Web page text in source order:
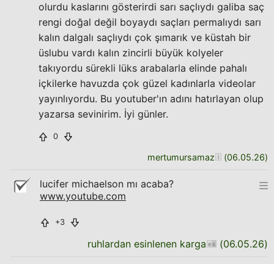
olurdu kaslarını gösterirdi sarı saçlıydı galiba saç
rengi doğal değil boyaydı saçları permalıydı sarı
kalın dalgalı saçlıydı çok şımarık ve küstah bir
üslubu vardı kalın zincirli büyük kolyeler
takıyordu sürekli lüks arabalarla elinde pahalı
içkilerke havuzda çok güzel kadınlarla videolar
yayınlıyordu. Bu youtuber'ın adını hatırlayan olup
yazarsa sevinirim. İyi günler.
0
mertumursamaz (06.05.26)
lucifer michaelson mı acaba?
www.youtube.com
+3
ruhlardan esinlenen karga (06.05.26)